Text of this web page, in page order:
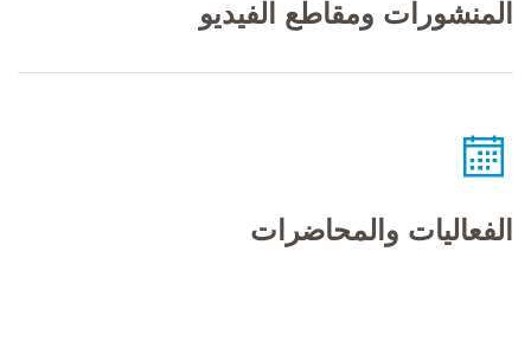
المنشورات ومقاطع الفيديو
الفعاليات والمحاضرات